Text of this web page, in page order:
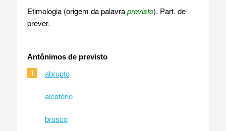
Etimologia (origem da palavraprevisto). Part. de
prever.
Antônimos de previsto
1 abrupto
aleatório
brusco